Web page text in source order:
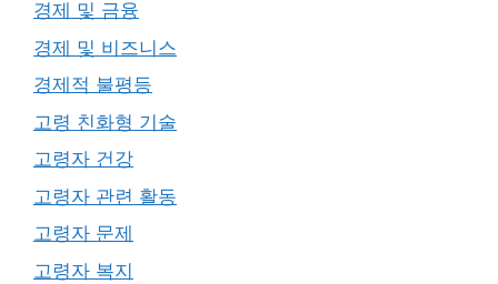
경제 및 금융
경제 및 비즈니스
경제적 불평등
고령 친화형 기술
고령자 건강
고령자 관련 활동
고령자 문제
고령자 복지